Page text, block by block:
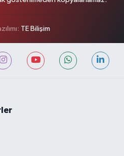
TE Bilişim